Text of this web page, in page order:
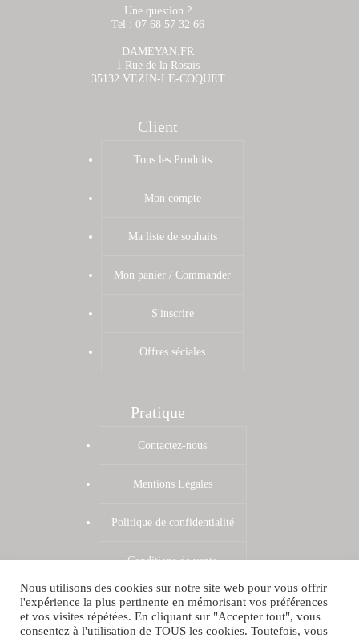
Une question ?
Tel : 07 68 57 32 66
DAMEYAN.FR
1 Rue de la Rosais
35132 VEZIN-LE-COQUET
Client
Tous les Produits
Mon compte
Ma liste de souhaits
Mon panier / Commander
S'inscrire
Offres séciales
Pratique
Contactez-nous
Mentions Légales
Politique de confidentialité
Conditions de vente
Zones de livraison
Shop par VPCRAZY
Nous utilisons des cookies sur notre site web pour vous offrir
l'expérience la plus pertinente en mémorisant vos préférences
et vos visites répétées. En cliquant sur "Accepter tout", vous
consentez à l'utilisation de TOUS les cookies. Toutefois, vous